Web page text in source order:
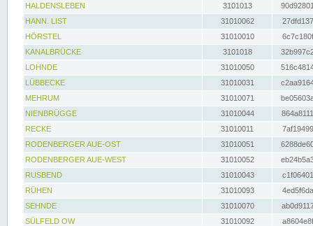
HALDENSLEBEN
3101013
HANN. LIST
31010062
HÖRSTEL
31010010
KANALBRÜCKE
3101018
LOHNDE
31010050
LÜBBECKE
31010031
MEHRUM
31010071
NIENBRÜGGE
31010044
RECKE
31010011
RODENBERGER AUE-OST
31010051
RODENBERGER AUE-WEST
31010052
RUSBEND
31010043
RÜHEN
31010093
SEHNDE
31010070
SÜLFELD OW
31010092